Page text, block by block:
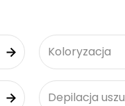
Koloryzacja
Depilacja uszu